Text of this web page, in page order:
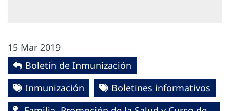
15 Mar 2019
Boletín de Inmunización
Inmunización
Boletines informativos